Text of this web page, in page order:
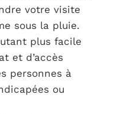
votre visite
sous la pluie.
plus facile
et d’accès
personnes à
ou